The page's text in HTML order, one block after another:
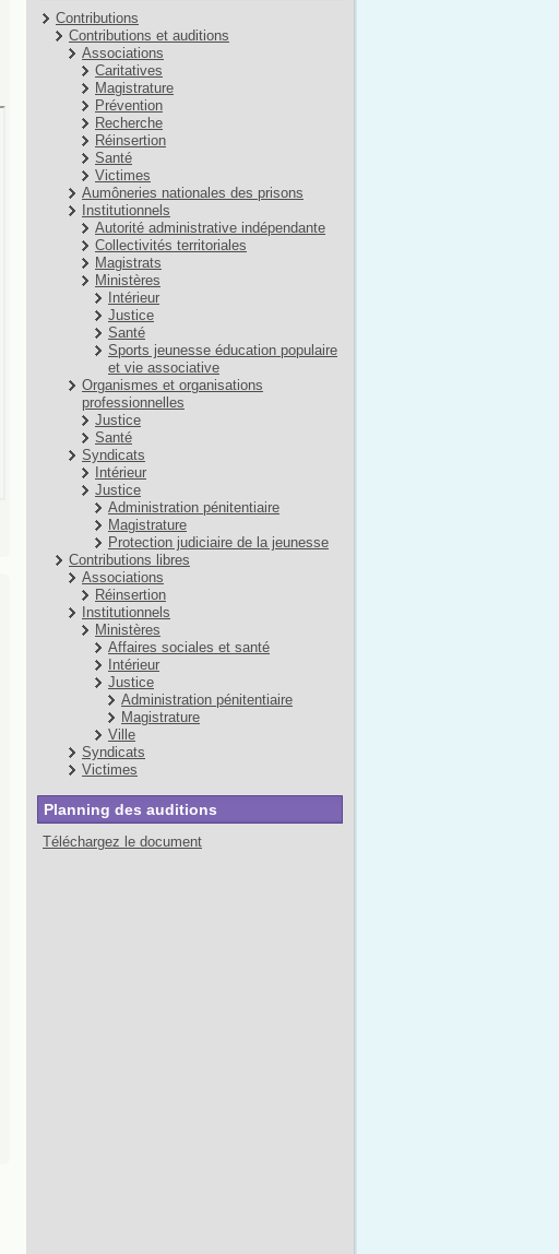
Contributions
Contributions et auditions
Associations
Caritatives
Magistrature
Prévention
Recherche
Réinsertion
Santé
Victimes
Aumôneries nationales des prisons
Institutionnels
Autorité administrative indépendante
Collectivités territoriales
Magistrats
Ministères
Intérieur
Justice
Santé
Sports jeunesse éducation populaire
et vie associative
Organismes et organisations
professionnelles
Justice
Santé
Syndicats
Intérieur
Justice
Administration pénitentiaire
Magistrature
Protection judiciaire de la jeunesse
Contributions libres
Associations
Réinsertion
Institutionnels
Ministères
Affaires sociales et santé
Intérieur
Justice
Administration pénitentiaire
Magistrature
Ville
Syndicats
Victimes
Planning des auditions
Téléchargez le document